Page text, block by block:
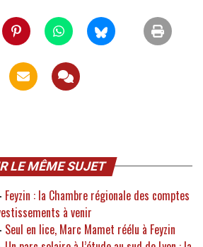
LE MÊME SUJET
Feyzin : la Chambre régionale des comptes
à venir
Seul en lice, Marc Mamet réélu à Feyzin